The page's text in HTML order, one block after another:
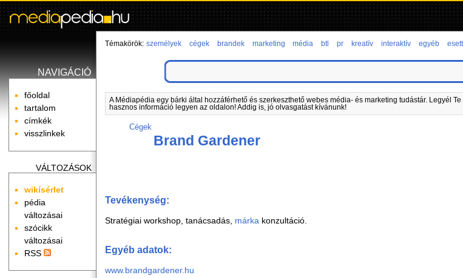
NAVIGÁCIÓ
főoldal
tartalom
címkék
visszlinkek
VÁLTOZÁSOK
wikísérlet
pédia
változásai
szócikk
változásai
RSS
Témakörök: személyek cégek brandek marketing média btl pr kreatív interaktív egyéb
A Médiapédia egy bárki által hozzáférhető és szerkeszthető webes média- és marketing tudástár. Legyél
hasznos információ legyen az oldalon! Addig is, jó olvasgatást kívánunk!
Cégek
Brand Gardener
Tevékenység:
Stratégiai workshop, tanácsadás, márka konzultáció.
Egyéb adatok:
www.brandgardener.hu